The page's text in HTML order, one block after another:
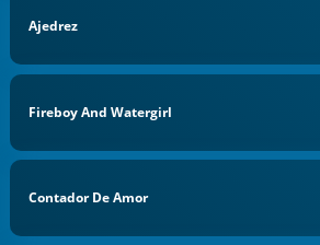
Ajedrez
Fireboy And Watergirl
Contador De Amor